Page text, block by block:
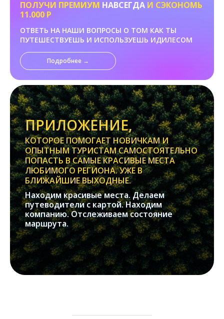
ПОЛУЧИ ПРЕМИУМ НАВСЕГДА И СЭКОНОМЬ
11.000 Р
ОТВЕТЬ НА НАШИ ВОПРОСЫ О ТОМ КАК ТЫ
ПУТЕШЕСТВУЕШЬ И ИСПОЛЬЗУЕШЬ ИДИЛЕСОМ
Подробнее →
ПРИЛОЖЕНИЕ,
КОТОРОЕ ПОМОГАЕТ НОВИЧКАМ И
ОПЫТНЫМ ТУРИСТАМ САМОСТОЯТЕЛЬНО
ПОПАСТЬ В САМЫЕ КРАСИВЫЕ МЕСТА
ЛЮБИМОГО РЕГИОНА. УЖЕ В
БЛИЖАЙШИЕ ВЫХОДНЫЕ.
Находим красивые места. Делаем
путеводители с картой. Находим
компанию. Отслеживаем состояние
маршрута.